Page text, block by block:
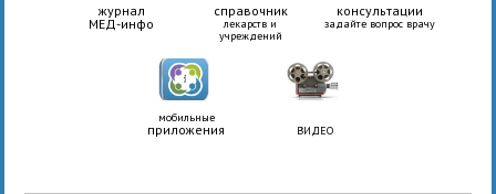
журнал
МЕД-инфо
справочник
лекарств и
учреждений
консультации
задайте вопрос врачу
мобильные
приложения ВИДЕО